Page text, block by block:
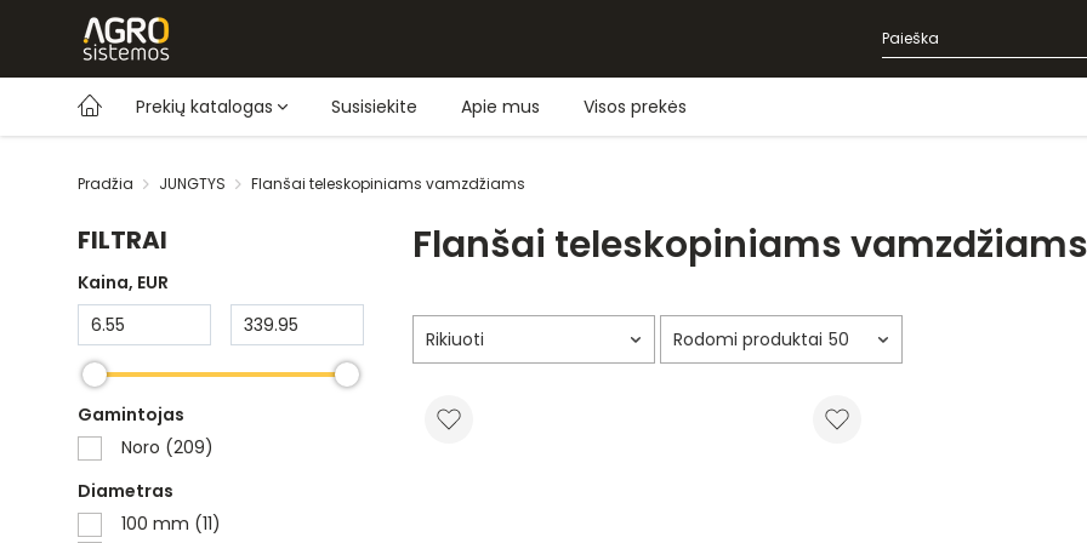
Prekių katalogas Susisiekite Apie mus Visos prekės
Pradžia JUNGTYS Flanšai teleskopiniams vamzdžiams
FILTRAI
Kaina, EUR
Gamintojas
Noro (209)
Diametras
100 mm (11)
Flanšai teleskopiniams vamzdžiams
Rikiuoti 50